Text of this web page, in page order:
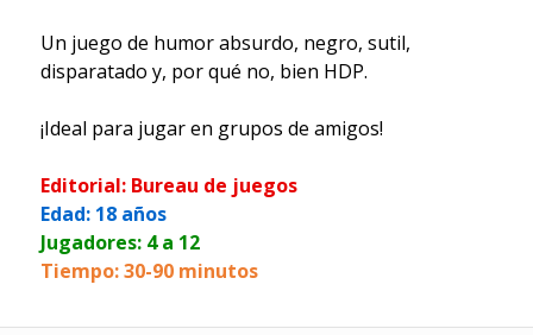
Un juego de humor absurdo, negro, sutil,
disparatado y, por qué no, bien HDP.
¡Ideal para jugar en grupos de amigos!
Editorial: Bureau de juegos
Edad: 18 años
Jugadores: 4 a 12
Tiempo: 30-90 minutos